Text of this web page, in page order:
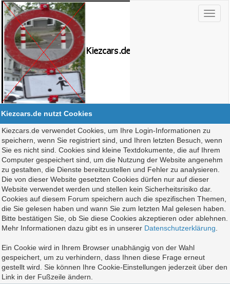
Kiezcars.de nutzt Cookies
Kiezcars.de verwendet Cookies, um Ihre Login-Informationen zu
speichern, wenn Sie registriert sind, und Ihren letzten Besuch, wenn
Sie es nicht sind. Cookies sind kleine Textdokumente, die auf Ihrem
Computer gespeichert sind, um die Nutzung der Website angenehm
zu gestalten, die Dienste bereitzustellen und Fehler zu analysieren.
Die von dieser Website gesetzten Cookies dürfen nur auf dieser
Website verwendet werden und stellen kein Sicherheitsrisiko dar.
Cookies auf diesem Forum speichern auch die spezifischen Themen,
die Sie gelesen haben und wann Sie zum letzten Mal gelesen haben.
Bitte bestätigen Sie, ob Sie diese Cookies akzeptieren oder ablehnen.
Mehr Informationen dazu gibt es in unserer Datenschutzerklärung
Ein Cookie wird in Ihrem Browser unabhängig von der Wahl
gespeichert, um zu verhindern, dass Ihnen diese Frage erneut
gestellt wird. Sie können Ihre Cookie-Einstellungen jederzeit über den
Link in der Fußzeile ändern.